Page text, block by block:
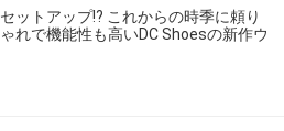
ットアップ!? これからの時季に頼り
れで機能性も高いDC Shoesの新作ウ